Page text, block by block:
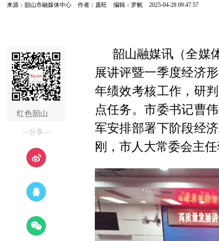
来源：韶山市融媒体中心 作者：庞旺 编辑：罗帆 2025-04-28 09:47:57
红色韶山
—分享—
韶山融媒讯（全媒
展讲评暨一季度经济
年绩效考核工作，研
点任务。市委书记曹
军安排部署下阶段经
刚，市人大常委会主